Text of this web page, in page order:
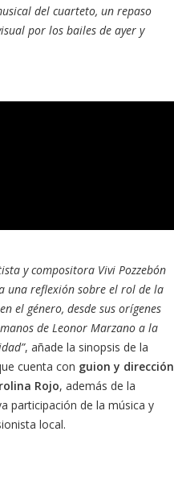
del cuarteto, un repaso
por los bailes de ayer y
y compositora Vivi Pozzebón
una reflexión sobre el rol de la
el género, desde sus orígenes
de Leonor Marzano a la
, añade la sinopsis de la
cuenta con guion y dirección
Rojo, además de la
participación de la música y
local.